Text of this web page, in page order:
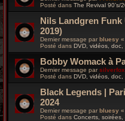
Posté dans The Revival 90’s/
Nils Landgren Funk
2019)
Dernier message par bluesy «
Posté dans DVD, vidéos, doc,
Bobby Womack à
Dernier message parsilverfox
Posté dans DVD, vidéos, doc,
Black Legends |
2024
Dernier message par bluesy «
Posté dans Concerts,